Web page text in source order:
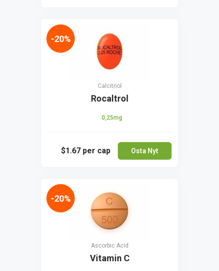
Calcitriol
Rocaltrol
0,25mg
$1.67 per cap Osta Nyt
-20%
Ascorbic Acid
Vitamin C
-20%